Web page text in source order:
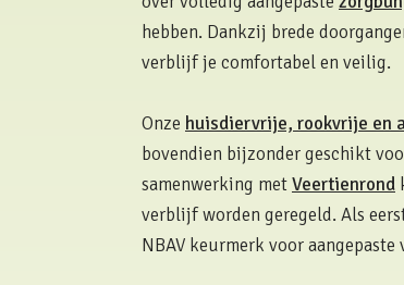
hebben. Dankzij brede
verblijf je comfortabel en veilig.
Onze huisdiervrije, rookvrije en
bovendien bijzonder geschikt
samenwerking metVeertienrond
verblijf worden geregeld. Als
NBAV keurmerk voor aangepaste